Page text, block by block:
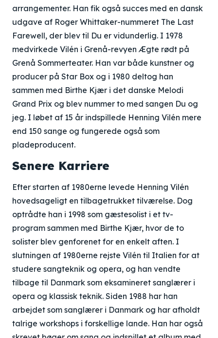
arrangementer. Han fik også succes med en dansk
udgave af Roger Whittaker-nummeret The Last
Farewell, der blev til Du er vidunderlig. I 1978
medvirkede Vilén i Grenå-revyen Ægte rødt på
Grenå Sommerteater. Han var både kunstner og
producer på Star Box og i 1980 deltog han
sammen med Birthe Kjær i det danske Melodi
Grand Prix og blev nummer to med sangen Du og
jeg. I løbet af 15 år indspillede Henning Vilén mere
end 150 sange og fungerede også som
pladeproducent.
Senere Karriere
Efter starten af 1980erne levede Henning Vilén
hovedsageligt en tilbagetrukket tilværelse. Dog
optrådte han i 1998 som gæstesolist i et tv-
program sammen med Birthe Kjær, hvor de to
solister blev genforenet for en enkelt aften. I
slutningen af 1980erne rejste Vilén til Italien for at
studere sangteknik og opera, og han vendte
tilbage til Danmark som eksamineret sanglærer i
opera og klassisk teknik. Siden 1988 har han
arbejdet som sanglærer i Danmark og har afholdt
talrige workshops i forskellige lande. Han har også